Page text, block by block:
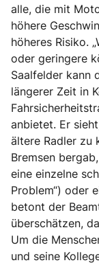
alle, die mit
höhere
höheres Risiko.
oder geringere
Saalfelder kann
längerer Zeit in
anbietet. Er
ältere Radler zu
Bremsen
eine einzelne
Problem“) oder
betont der
überschätzen,
Um die
und seine